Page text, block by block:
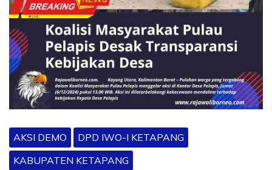
AKSI DEMO
DPD IWO-I KETAPANG
KABUPATEN KETAPANG